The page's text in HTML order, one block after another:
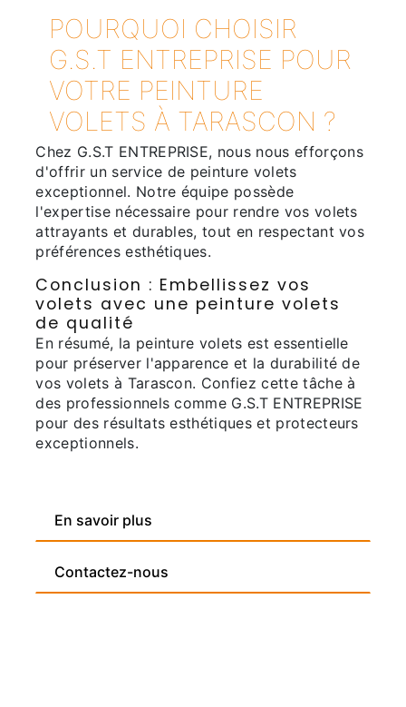
POURQUOI CHOISIR
G.S.T ENTREPRISE POUR
VOTRE PEINTURE
VOLETS À TARASCON ?
Chez G.S.T ENTREPRISE, nous nous efforçons
d'offrir un service de peinture volets
exceptionnel. Notre équipe possède
l'expertise nécessaire pour rendre vos volets
attrayants et durables, tout en respectant vos
préférences esthétiques.
Conclusion : Embellissez vos
volets avec une peinture volets
de qualité
En résumé, la peinture volets est essentielle
pour préserver l'apparence et la durabilité de
vos volets à Tarascon. Confiez cette tâche à
des professionnels comme G.S.T ENTREPRISE
pour des résultats esthétiques et protecteurs
exceptionnels.
En savoir plus
Contactez-nous